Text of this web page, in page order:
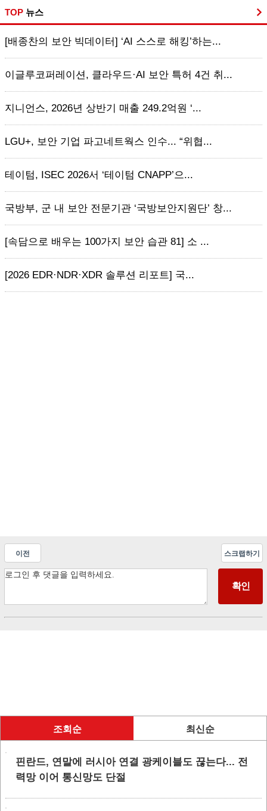
TOP 뉴스
[배종찬의 보안 빅데이터] ‘AI 스스로 해킹’하는...
이글루코퍼레이션, 클라우드·AI 보안 특허 4건 취...
지니언스, 2026년 상반기 매출 249.2억원 ‘...
LGU+, 보안 기업 파고네트웍스 인수... “위협...
테이텀, ISEC 2026서 ‘테이텀 CNAPP’으...
국방부, 군 내 보안 전문기관 ‘국방보안지원단’ 창...
[속담으로 배우는 100가지 보안 습관 81] 소 ...
[2026 EDR·NDR·XDR 솔루션 리포트] 국...
이전 스크랩하기
조회순 최신순
핀란드, 연말에 러시아 연결 광케이블도 끊는다... 전
력망 이어 통신망도 단절